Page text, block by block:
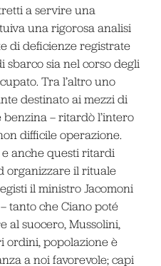
a servire una
una rigorosa analisi
di deficienze registrate
sbarco sia nel corso degli
Tra l’altro uno
destinato ai mezzi di
– ritardò l’intero
difficile operazione.
anche questi ritardi
organizzare il rituale
il ministro Jacomoni
tanto che Ciano poté
al suocero, Mussolini,
ordini, popolazione è
a noi favorevole; capi